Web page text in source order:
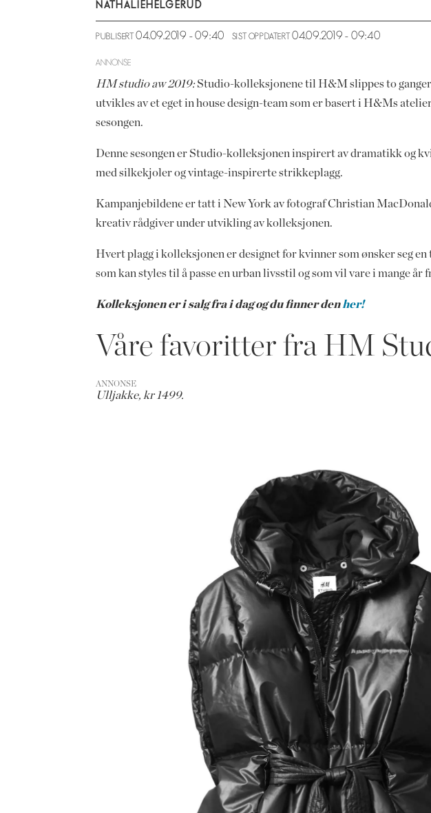
NATHALIEHELGERUD
PUBLISERT 04.09.2019 - 09:40 SIST OPPDATERT 04.09.2019 - 09:40
ANNONSE
HM studio aw 2019:Studio-kolleksjonene til H&M slippes to
utvikles av et eget in house design-team som er basert i H&Ms
sesongen.
Denne sesongen er Studio-kolleksjonen inspirert av dramatikk og
med silkekjoler og vintage-inspirerte strikkeplagg.
Kampanjebildene er tatt i New York av fotograf Christian
kreativ rådgiver under utvikling av kolleksjonen.
Hvert plagg i kolleksjonen er designet for kvinner som ønsker seg
som kan styles til å passe en urban livsstil og som vil vare i mange år
Kolleksjonen er i salg fra i dag og du finner denher!
Våre favoritter fra HM
ANNONSE
Ulljakke, kr 1499.